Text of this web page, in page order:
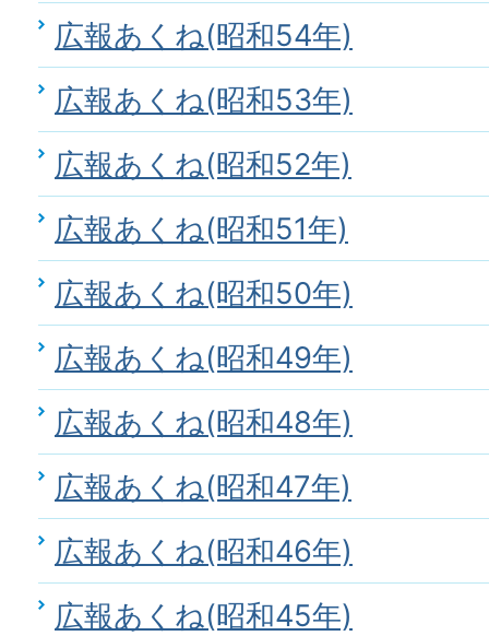
広報あくね(昭和54年)
広報あくね(昭和53年)
広報あくね(昭和52年)
広報あくね(昭和51年)
広報あくね(昭和50年)
広報あくね(昭和49年)
広報あくね(昭和48年)
広報あくね(昭和47年)
広報あくね(昭和46年)
広報あくね(昭和45年)